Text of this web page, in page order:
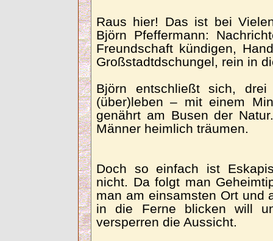
Raus hier! Das ist bei
Björn Pfeffermann:
Freundschaft kündigen,
Großstadtdschungel, rein in
Björn entschließt sich,
(über)leben – mit einem
genährt am Busen der
Männer heimlich träumen.
Doch so einfach ist
nicht. Da folgt man
man am einsamsten Ort und
in die Ferne blicken will
versperren die Aussicht.